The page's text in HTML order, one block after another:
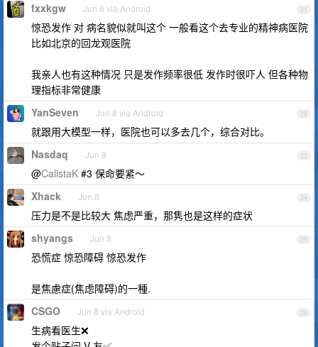
21
fxxkgw Jun 8 via Android
惊恐发作 对 病名貌似就叫这个 一般看这个去专业的精神病医院
比如北京的回龙观医院
我亲人也有这种情况 只是发作频率很低 发作时很吓人 但各种物
理指标非常健康
22
YanSeven Jun 8 via Android
就跟用大模型一样，医院也可以多去几个，综合对比。
23
Nasdaq Jun 8
@CalistaK #3 保命要紧～
24
Xhack Jun 8
压力是不是比较大 焦虑严重，那隽也是这样的症状
25
shyangs Jun 8
恐慌症 惊恐障碍 惊恐发作
是焦慮症(焦虑障碍)的一種.
26
CSGO Jun 8 via Android
生病看医生❌